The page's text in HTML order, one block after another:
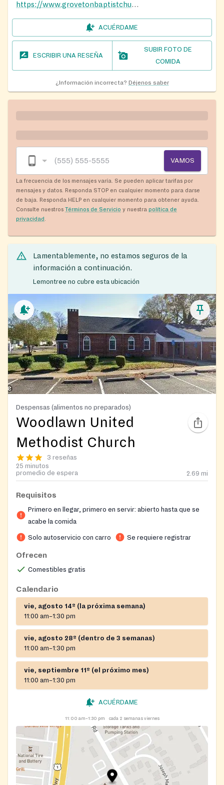
https://www.grovetonbaptistchurch.org/index.html
ACUÉRDAME
ESCRIBIR UNA RESEÑA
SUBIR FOTO DE
COMIDA
¿Información incorrecta? Déjenos saber
VAMOS
La frecuencia de los mensajes varía. Se pueden aplicar tarifas por
mensajes y datos. Responda STOP en cualquier momento para darse
de baja. Responda HELP en cualquier momento para obtener ayuda.
Consulte nuestros Términos de Servicio y nuestra política de
privacidad
Lamentablemente, no estamos seguros de la
información a continuación.
Lemontree no cubre esta ubicación
Despensas (alimentos no preparados)
Woodlawn United
Methodist Church
3 reseñas
25 minutos
promedio de espera
2.69 mi
Requisitos
Primero en llegar, primero en servir: abierto hasta que se
acabe la comida
Solo autoservicio con carro Se requiere registrar
Ofrecen
Comestibles gratis
Calendario
vie, agosto 14º (la próxima semana)
11:00 am–1:30 pm
vie, agosto 28º (dentro de 3 semanas)
11:00 am–1:30 pm
vie, septiembre 11º (el próximo mes)
11:00 am–1:30 pm
ACUÉRDAME
11:00 am–1:30 pm cada 2 semanas viernes